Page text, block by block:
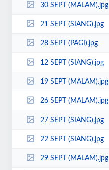
30 SEPT (MALAM).jpg
21 SEPT (SIANG).jpg
28 SEPT (PAGI).jpg
12 SEPT (SIANG).jpg
19 SEPT (MALAM).jpg
26 SEPT (MALAM).jpg
27 SEPT (SIANG).jpg
22 SEPT (SIANG).jpg
29 SEPT (MALAM).jpg